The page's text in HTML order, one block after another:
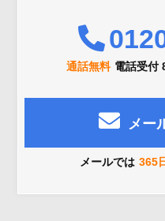
通話無料 電話受付
メー
メールでは 365